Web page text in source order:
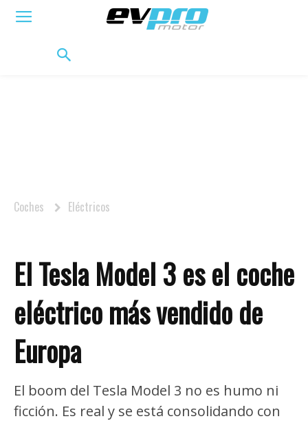
Coches Eléctricos
El Tesla Model 3 es el coche
eléctrico más vendido de
Europa
El boom del Tesla Model 3 no es humo ni
ficción. Es real y se está consolidando con